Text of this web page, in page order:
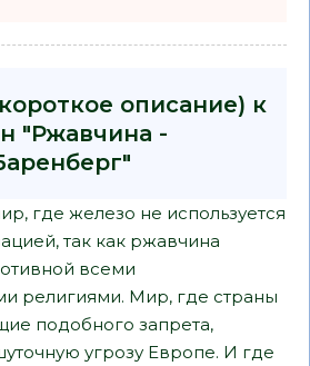
описание) к
"Ржавчина -
где железо не используется
так как ржавчина
всеми
религиями. Мир, где страны
подобного запрета,
угрозу Европе. И где